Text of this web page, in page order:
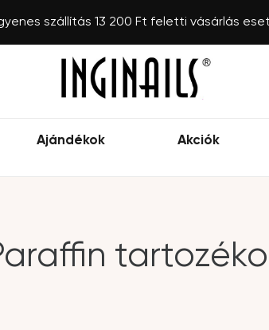
szállítás 13 200 Ft feletti vásárlás
Ajándékok Akciók